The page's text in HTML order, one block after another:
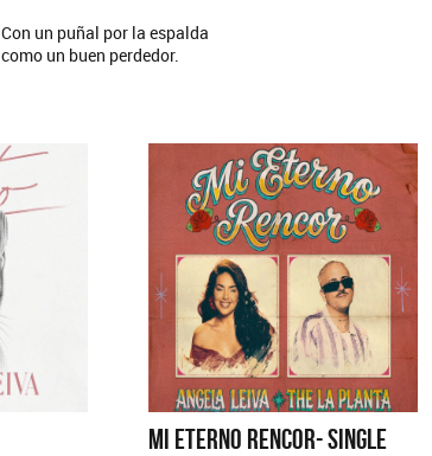
Con un puñal por la espalda
como un buen perdedor.
MI ETERNO RENCOR- SINGLE